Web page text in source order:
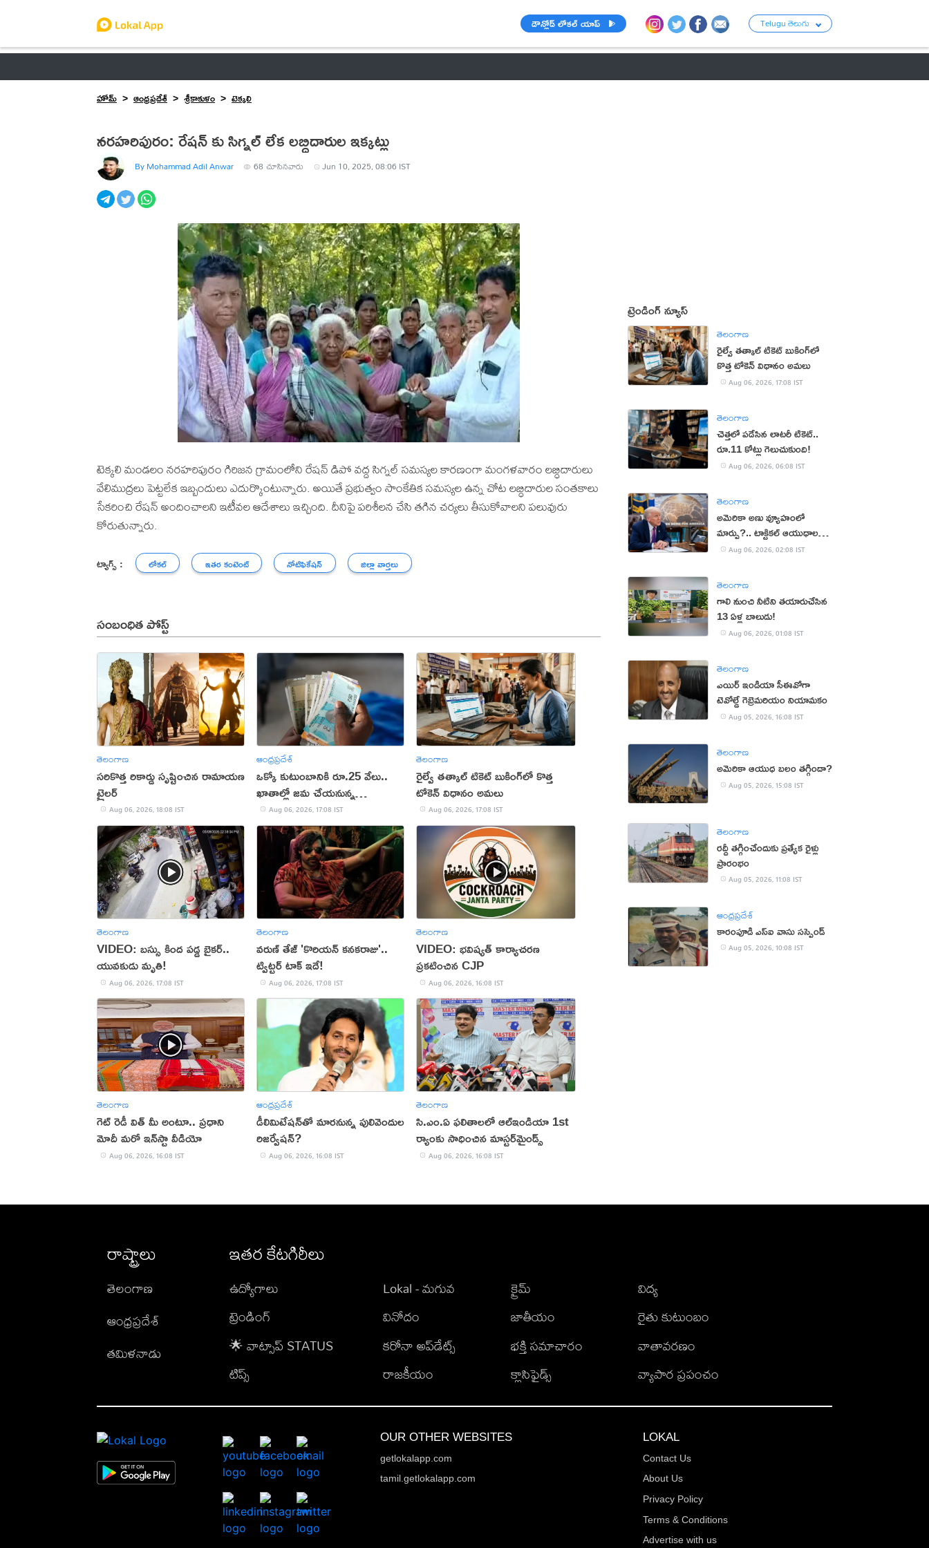
డౌన్లోడ్ లోకల్ యాప్ Telugu తెలుగు
హోమ్
ఆంధ్రప్రదేశ్ శ్రీకాకుళం టెక్కలి
నరహరిపురం: రేషన్ కు సిగ్నల్ లేక లబ్ధిదారుల ఇక్కట్లు
By Mohammad Adil Anwar 68 చూసినవారు Jun 10, 2025, 08:06 IST
టెక్కలి మండలం నరహరిపురం గిరిజన గ్రామంలోని రేషన్ డిపో వద్ద సిగ్నల్ సమస్యల కారణంగా మంగళవారం లబ్ధిదారులు
వేలిముద్రలు పెట్టలేక ఇబ్బందులు ఎదుర్కొంటున్నారు. అయితే ప్రభుత్వం సాంకేతిక సమస్యల ఉన్న చోట లబ్ధిదారుల సంతకాలు
సేకరించి రేషన్ అందించాలని ఇటీవల ఆదేశాలు ఇచ్చింది. దీనిపై పరిశీలన చేసి తగిన చర్యలు తీసుకోవాలని పలువురు
కోరుతున్నారు.
ట్యాగ్స్ : లోకల్ ఇతర కంటెంట్ నోటిఫికేషన్ జిల్లా వార్తలు
సంబంధిత పోస్ట్
తెలంగాణ
సరికొత్త రికార్డు సృష్టించిన రామాయణ
ట్రైలర్‌
Aug 06, 2026, 18:08 IST
ఆంధ్రప్రదేశ్
ఒక్కో కుటుంబానికి రూ.25 వేలు..
ఖాతాల్లో జ‌మ చేయ‌నున్న
ప్ర‌భుత్వం..!
Aug 06, 2026, 17:08 IST
తెలంగాణ
రైల్వే తత్కాల్ టికెట్ బుకింగ్‌లో కొత్త
టోకెన్ విధానం అమలు
Aug 06, 2026, 17:08 IST
తెలంగాణ
VIDEO: బస్సు కింద పడ్డ బైకర్..
యువకుడు మృతి!
Aug 06, 2026, 17:08 IST
తెలంగాణ
వరుణ్ తేజ్ 'కొరియన్ కనకరాజు'..
ట్విట్టర్ టాక్ ఇదే!
Aug 06, 2026, 17:08 IST
తెలంగాణ
VIDEO: భవిష్యత్ కార్యాచరణ
ప్రకటించిన CJP
Aug 06, 2026, 16:08 IST
తెలంగాణ
గెట్ రెడీ విత్ మీ అంటూ.. ప్రధాని
మోదీ మరో ఇన్‌స్టా వీడియో
Aug 06, 2026, 16:08 IST
ఆంధ్రప్రదేశ్
డీలిమిటేషన్‌తో మారనున్న పులివెందుల
రిజర్వేషన్?
Aug 06, 2026, 16:08 IST
తెలంగాణ
సి.ఎం.ఏ ఫలితాలలో ఆల్ఇండియా 1st
ర్యాంకు సాధించిన మాస్టర్‌మైండ్స్
Aug 06, 2026, 16:08 IST
ట్రెండింగ్ న్యూస్
తెలంగాణ
రైల్వే తత్కాల్ టికెట్ బుకింగ్‌లో
కొత్త టోకెన్ విధానం అమలు
Aug 06, 2026, 17:08 IST
తెలంగాణ
చెత్తలో పడేసిన లాటరీ టికెట్..
రూ.11 కోట్లు గెలుచుకుంది!
Aug 06, 2026, 06:08 IST
తెలంగాణ
అమెరికా అణు వ్యూహంలో
మార్పు?.. టాక్టికల్ ఆయుధాలకు
ప్రాధాన్యం!
Aug 06, 2026, 02:08 IST
తెలంగాణ
గాలి నుంచి నీటిని తయారుచేసిన
13 ఏళ్ల బాలుడు!
Aug 06, 2026, 01:08 IST
తెలంగాణ
ఎయిర్ ఇండియా సీఈవోగా
టెవోల్డే గెబ్రెమరియం నియామకం
Aug 05, 2026, 16:08 IST
తెలంగాణ
అమెరికా ఆయుధ బలం తగ్గిందా?
Aug 05, 2026, 15:08 IST
తెలంగాణ
రద్దీ తగ్గించేందుకు ప్రత్యేక రైళ్లు
ప్రారంభం
Aug 05, 2026, 11:08 IST
ఆంధ్రప్రదేశ్
కారంపూడి ఎస్ఐ వాసు స‌స్పెండ్‌
Aug 05, 2026, 10:08 IST
రాష్ట్రాలు
తెలంగాణ
ఆంధ్రప్రదేశ్
తమిళనాడు
ఇతర కేటగిరీలు
ఉద్యోగాలు
ట్రెండింగ్
🌟 వాట్సాప్ STATUS
టిప్స్
Lokal - మగువ
వినోదం
కరోనా అప్‌డేట్స్
రాజకీయం
క్రైమ్
జాతీయం
భక్తి సమాచారం
క్లాసిఫైడ్స్
విద్య
రైతు కుటుంబం
వాతావరణం
వ్యాపార ప్రపంచం
OUR OTHER WEBSITES
getlokalapp.com
tamil.getlokalapp.com
LOKAL
Contact Us
About Us
Privacy Policy
Terms & Conditions
Advertise with us